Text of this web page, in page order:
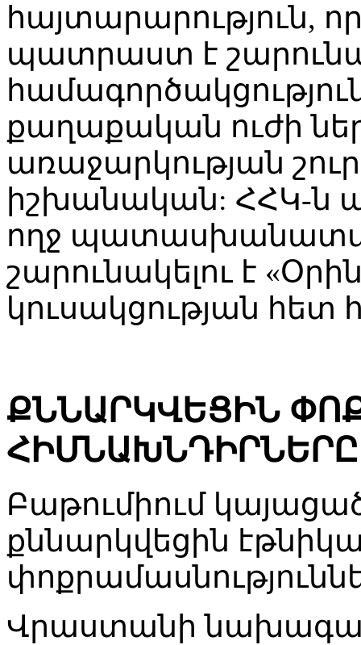
հայտարարություն,
պատրաստ է
քաղաքական ուժի
առաջարկության
իշխանական: ՀՀԿ-ն
ողջ
շարունակելու է
կուսակցության հետ
ՔՆՆԱՐԿՎԵՑԻՆ
ՀԻՄՆԱԽՆԴԻՐՆԵՐԸ
Բաթումիում
քննարկվեցին
Վրաստանի